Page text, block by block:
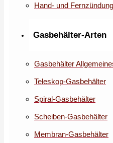
Hand- und Fernzündung
Gasbehälter-Arten
Gasbehälter
Teleskop-Gasbehälter
Spiral-Gasbehälter
Scheiben-Gasbehälter
Membran-Gasbehälter